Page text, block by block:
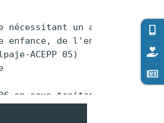
de Communes du Champsaur Valgaudemar""",ADRETS,,,
"01/02/2024 14:37:32","19/02/2025 11:02:13","Accompagnement à la mise en réseau des Maisons du Travail Saisonnier d’Occitanie (2023-2025)",2023-10-01,https://adrets-asso.fr/files/PrestationDaccompagnementALaPrefiguration_imagebf_image1_LogoMSO_20250219110212_20250219110212.png,"""Animation de réseau""","De novembre 2023 à octobre 2024, l'ADRETS accompagne la structuration en réseau